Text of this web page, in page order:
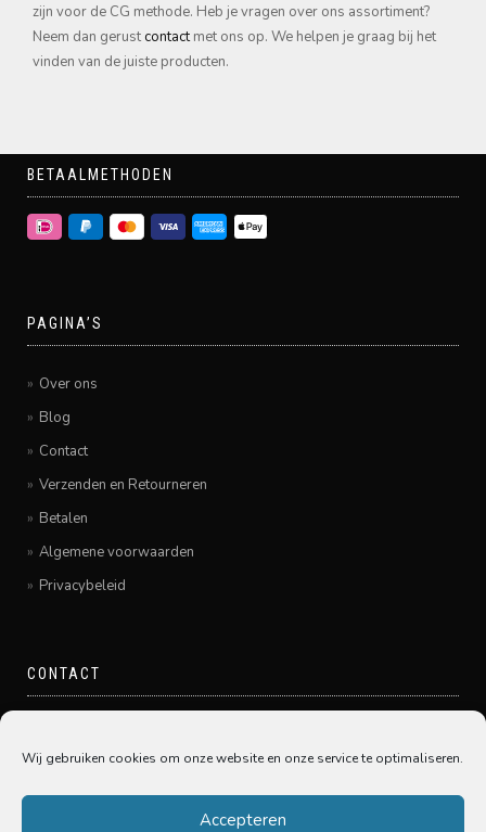
Wij gebruiken cookies om onze website en onze service te optimaliseren.
Accepteren
zijn voor de CG methode. Heb je vragen over ons assortiment?
Neem dan gerust contactmet ons op. We helpen je graag bij het
vinden van de juiste producten.
BETAALMETHODEN
PAGINA’S
Over ons
Blog
Contact
Verzenden en Retourneren
Betalen
Algemene voorwaarden
Privacybeleid
CONTACT
Grote Spuistraat 20
078-6450005